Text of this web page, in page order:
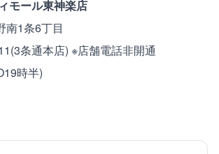
モール東神楽店
南1条6丁目
条通本店) ※店舗電話非開通
時半)